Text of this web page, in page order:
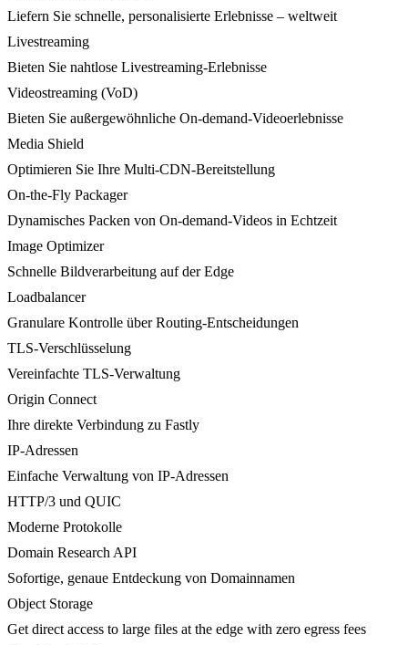
Liefern Sie schnelle, personalisierte Erlebnisse – weltweit
Livestreaming
Bieten Sie nahtlose Livestreaming-Erlebnisse
Videostreaming (VoD)
Bieten Sie außergewöhnliche On-demand-Videoerlebnisse
Media Shield
Optimieren Sie Ihre Multi-CDN-Bereitstellung
On-the-Fly Packager
Dynamisches Packen von On-demand-Videos in Echtzeit
Image Optimizer
Schnelle Bildverarbeitung auf der Edge
Loadbalancer
Granulare Kontrolle über Routing-Entscheidungen
TLS-Verschlüsselung
Vereinfachte TLS-Verwaltung
Origin Connect
Ihre direkte Verbindung zu Fastly
IP-Adressen
Einfache Verwaltung von IP-Adressen
HTTP/3 und QUIC
Moderne Protokolle
Domain Research API
Sofortige, genaue Entdeckung von Domainnamen
Object Storage
Get direct access to large files at the edge with zero egress fees